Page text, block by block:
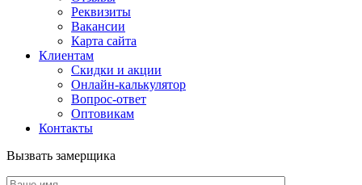
Реквизиты
Вакансии
Карта сайта
Клиентам
Скидки и акции
Онлайн-калькулятор
Вопрос-ответ
Оптовикам
Контакты
Вызвать замерщика